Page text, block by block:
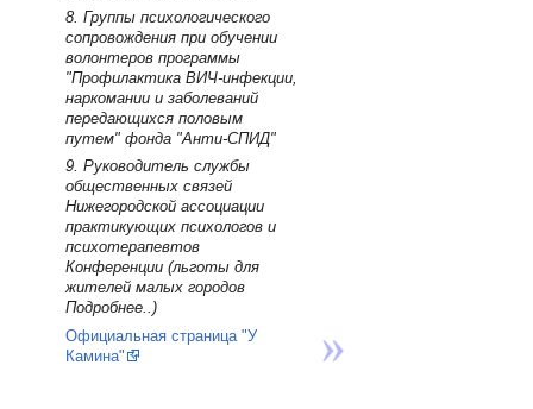
8. Группы психологического
сопровождения при обучении
волонтеров программы
"Профилактика ВИЧ-инфекции,
наркомании и заболеваний
передающихся половым
путем" фонда "Анти-СПИД"
9. Pуководитель службы
общественных связей
Нижегородской ассоциации
практикующих психологов и
психотерапевтов
Конференции (льготы для
жителей малых городов
Подробнее..)
Официальная страница "У
Камина"